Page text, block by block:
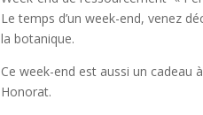
Le temps d’un week-end, venez
la botanique.
Ce week-end est aussi un cadeau
Honorat.